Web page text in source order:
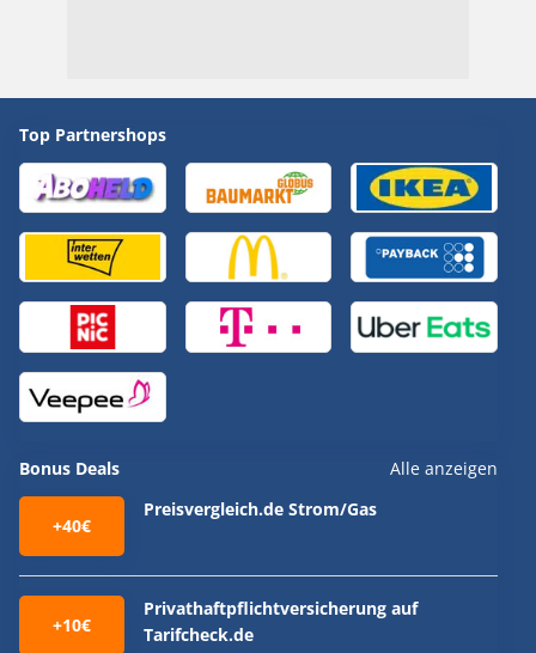
Top Partnershops
Bonus Deals Alle anzeigen
+40€
Preisvergleich.de Strom/Gas
+10€
Privathaftpflichtversicherung auf
Tarifcheck.de